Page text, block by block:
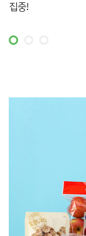
집중!